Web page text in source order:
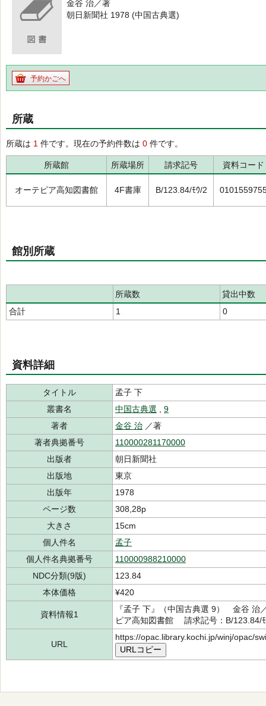
金谷 治／著
朝日新聞社 1978 (中国古典選)
予約かごへ
所蔵
所蔵は 1 件です。現在の予約件数は 0 件です。
所蔵館 所蔵場所 請求記号 資料コード
オーテピア高知図書館 4F書庫 B/123.84/ﾓｳ/2
館別所蔵
所蔵数
貸出中数
合計
1 0
資料詳細
タイトル
孟子 下
叢書名
中国古典選
9
著者
金谷 治 ／著
著者典拠番号
110000281170000
出版者
朝日新聞社
出版地
東京
出版年
1978
ページ数
308,28p
大きさ
15cm
個人件名
孟子
個人件名典拠番号
110000988210000
NDC分類(9版)
123.84
本体価格
¥420
資料情報1
『孟子 下』（中国古典選 9） 金谷
ピア高知図書館 請求記号：B/
URL
https://opac.library.kochi.jp/winj/opac/
URLコピー